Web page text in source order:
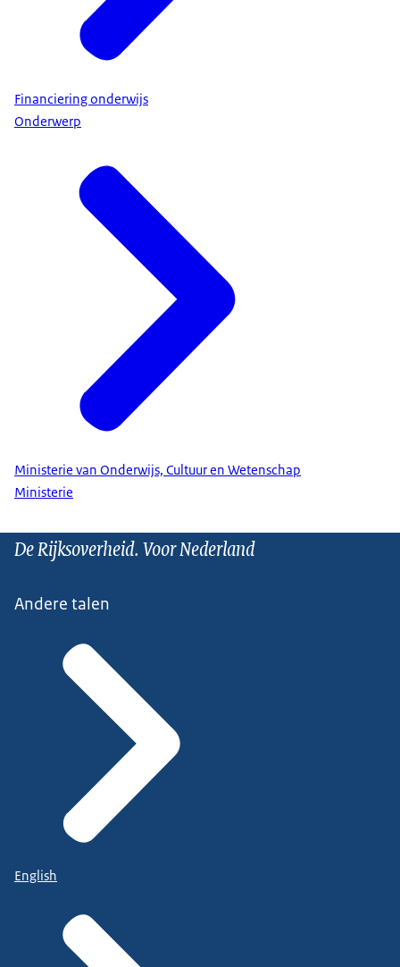
Financiering onderwijs
Onderwerp
Ministerie van Onderwijs, Cultuur en Wetenschap
Ministerie
De Rijksoverheid. Voor Nederland
Andere talen
English